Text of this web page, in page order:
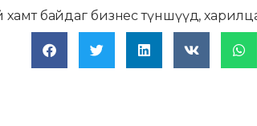
байдаг бизнес түншүүд,